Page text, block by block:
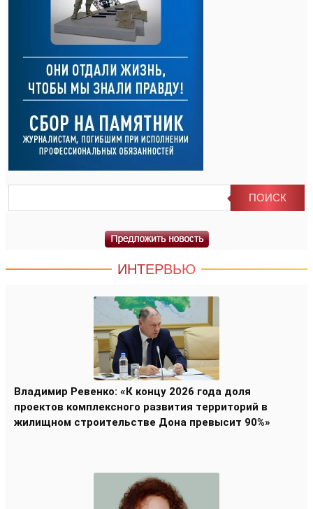
ИНТЕРВЬЮ
Владимир Ревенко: «К концу 2026 года доля
проектов комплексного развития территорий в
жилищном строительстве Дона превысит 90%»